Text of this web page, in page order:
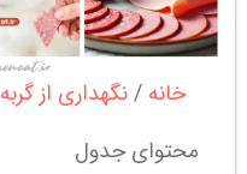
خانه نگهداری از گربه
محتوای جدول